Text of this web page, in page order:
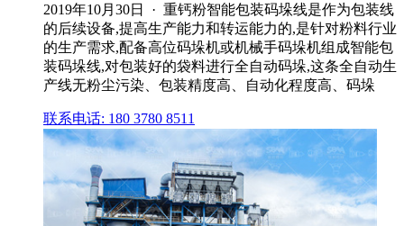
2019年10月30日 · 重钙粉智能包装码垛线是作为包装线
的后续设备,提高生产能力和转运能力的,是针对粉料行业
的生产需求,配备高位码垛机或机械手码垛机组成智能包
装码垛线,对包装好的袋料进行全自动码垛,这条全自动生
产线无粉尘污染、包装精度高、自动化程度高、码垛
联系电话: 180 3780 8511